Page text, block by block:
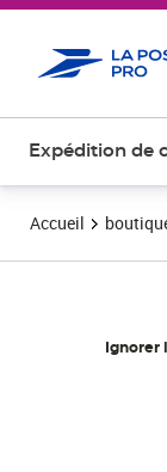
Expédition de
Accueil
Ignorer